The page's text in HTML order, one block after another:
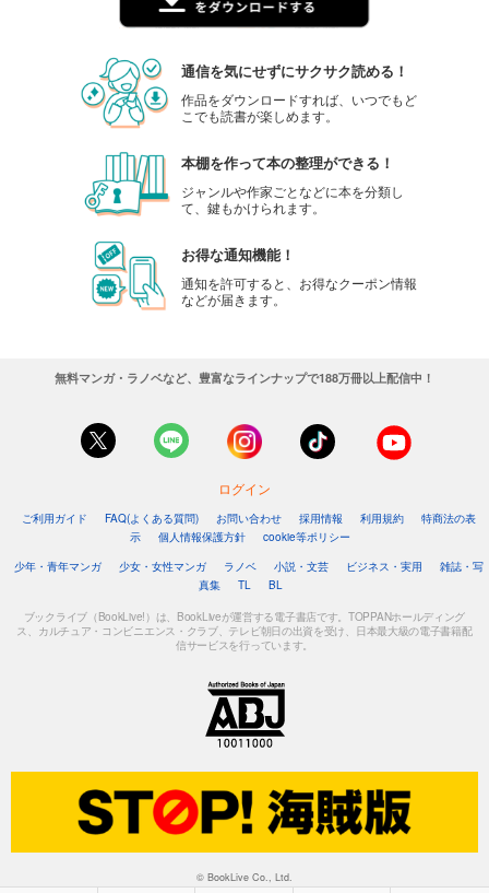
通信を気にせずにサクサク読める！
作品をダウンロードすれば、いつでもど
こでも読書が楽しめます。
本棚を作って本の整理ができる！
ジャンルや作家ごとなどに本を分類し
て、鍵もかけられます。
お得な通知機能！
通知を許可すると、お得なクーポン情報
などが届きます。
無料マンガ・ラノベなど、豊富なラインナップで188万冊以上配信中！
ログイン
ご利用ガイド FAQ(よくある質問) お問い合わせ 採用情報 利用規約
特商法の表
示
個人情報保護方針
cookie等ポリシー
少年・青年マンガ
少女・女性マンガ ラノベ 小説・文芸 ビジネス・実用
雑誌・写
真集
TL BL
ブックライブ（BookLive!）は、BookLiveが運営する電子書店です。TOPPANホールディング
ス、カルチュア・コンビニエンス・クラブ、テレビ朝日の出資を受け、日本最大級の電子書籍配
信サービスを行っています。
© BookLive Co., Ltd.